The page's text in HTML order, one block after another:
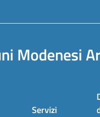
Modenesi
Servizi